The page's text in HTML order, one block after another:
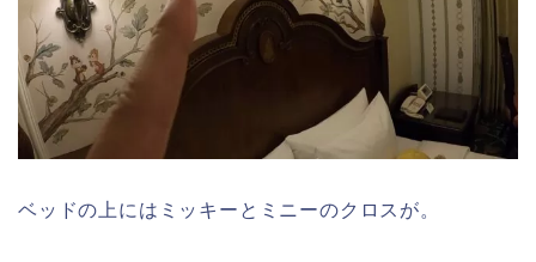
ベッドの上にはミッキーとミニーのクロスが。